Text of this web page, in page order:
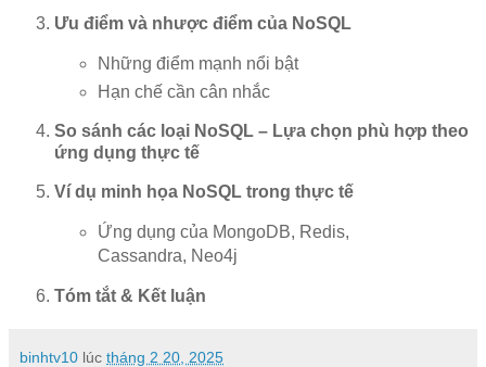
Ưu điểm và nhược điểm của NoSQL
Những điểm mạnh nổi bật
Hạn chế cần cân nhắc
So sánh các loại NoSQL – Lựa chọn phù hợp theo
ứng dụng thực tế
Ví dụ minh họa NoSQL trong thực tế
Ứng dụng của MongoDB, Redis,
Cassandra, Neo4j
Tóm tắt & Kết luận
binhtv10 lúc tháng 2 20, 2025